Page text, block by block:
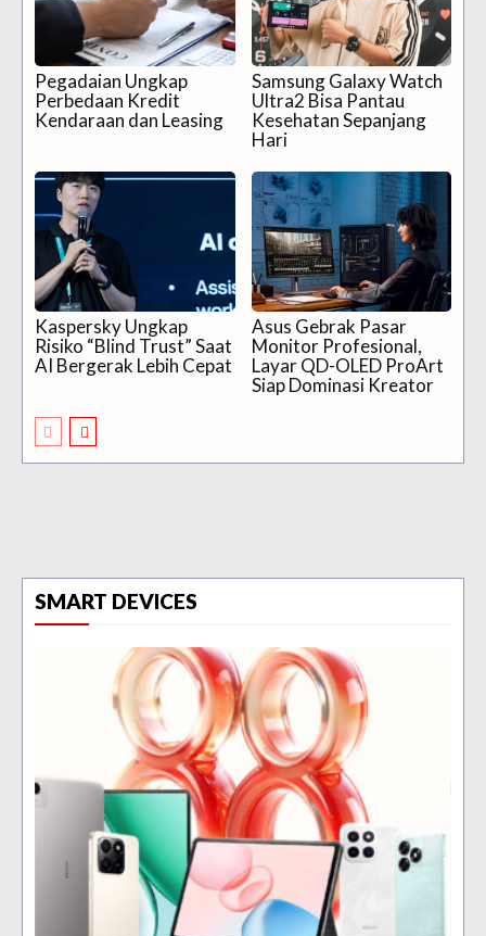
Pegadaian Ungkap
Perbedaan Kredit
Kendaraan dan Leasing
Samsung Galaxy Watch
Ultra2 Bisa Pantau
Kesehatan Sepanjang
Hari
Kaspersky Ungkap
Risiko “Blind Trust” Saat
AI Bergerak Lebih Cepat
Asus Gebrak Pasar
Monitor Profesional,
Layar QD-OLED ProArt
Siap Dominasi Kreator
SMART DEVICES